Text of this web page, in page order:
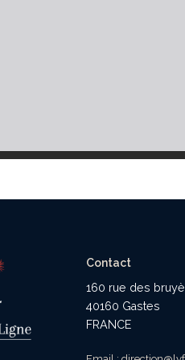
Contact
160 rue des
40160 Gastes
FRANCE